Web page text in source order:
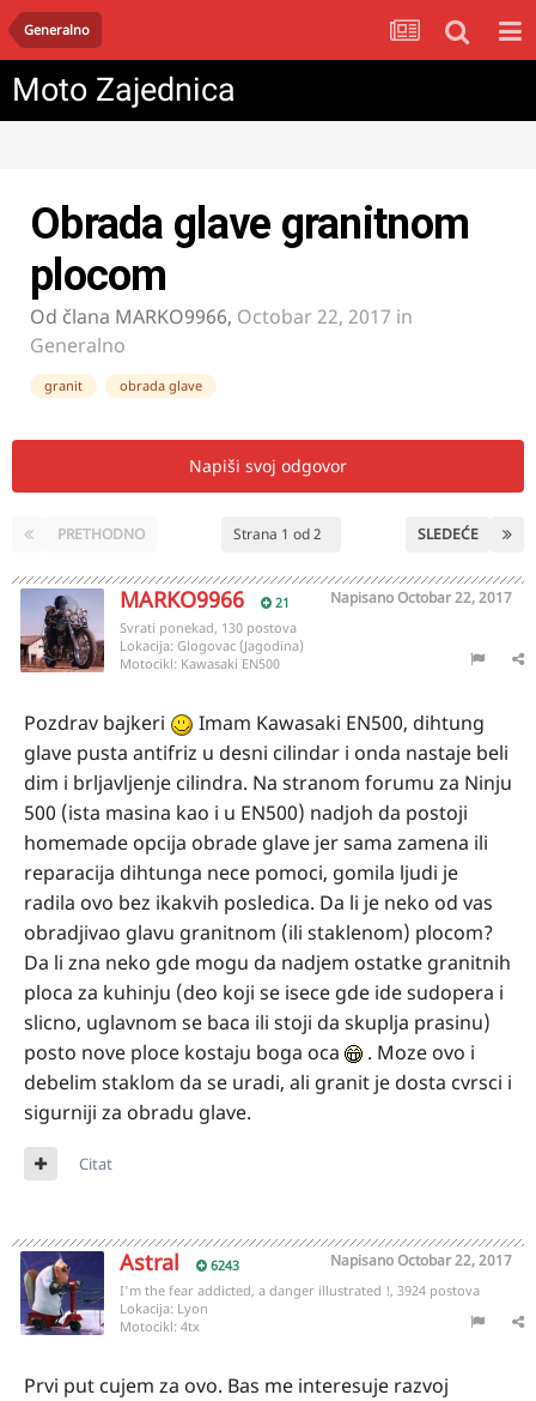
Generalno
Moto Zajednica
Obrada glave granitnom
plocom
Od člana MARKO9966, Octobar 22, 2017 in
Generalno
granit obrada glave
Napiši svoj odgovor
PRETHODNO SLEDEĆE
Strana 1 od 2
MARKO9966 21 NapisanoOctobar 22, 2017
Svrati ponekad, 130 postova
Lokacija: Glogovac (Jagodina)
Motocikl: Kawasaki EN500
Pozdrav bajkeri
Imam Kawasaki EN500, dihtung
glave pusta antifriz u desni cilindar i onda nastaje beli
dim i brljavljenje cilindra. Na stranom forumu za Ninju
500 (ista masina kao i u EN500) nadjoh da postoji
homemade opcija obrade glave jer sama zamena ili
reparacija dihtunga nece pomoci, gomila ljudi je
radila ovo bez ikakvih posledica. Da li je neko od vas
obradjivao glavu granitnom (ili staklenom) plocom?
Da li zna neko gde mogu da nadjem ostatke granitnih
ploca za kuhinju (deo koji se isece gde ide sudopera i
slicno, uglavnom se baca ili stoji da skuplja prasinu)
posto nove ploce kostaju boga oca
. Moze ovo i
debelim staklom da se uradi, ali granit je dosta cvrsci i
sigurniji za obradu glave.
Citat
Astral 6243 NapisanoOctobar 22, 2017
I'm the fear addicted, a danger illustrated !, 3924 postova
Lokacija: Lyon
Motocikl: 4tx
Prvi put cujem za ovo. Bas me interesuje razvoj